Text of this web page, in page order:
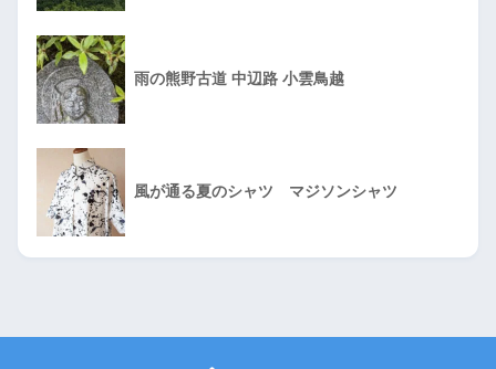
雨の熊野古道 中辺路 小雲鳥越
風が通る夏のシャツ マジソンシャツ